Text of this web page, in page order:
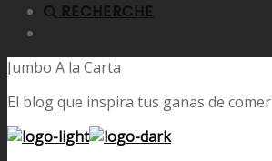
RECHERCHE
Jumbo A la Carta
El blog que inspira tus ganas de comer